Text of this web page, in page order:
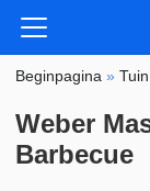
Beginpagina »
Weber
Barbecue